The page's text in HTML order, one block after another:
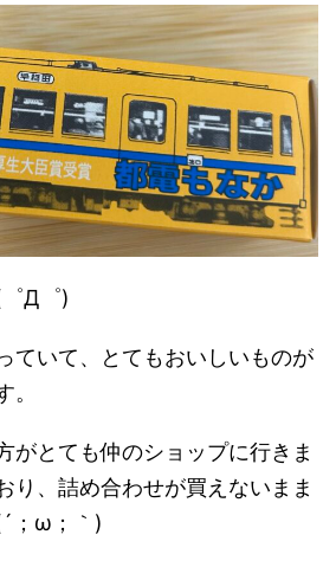
Д゜)
ていて、とてもおいしいものが
。
がとても仲のショップに行きま
り、詰め合わせが買えないまま
；ω；｀)